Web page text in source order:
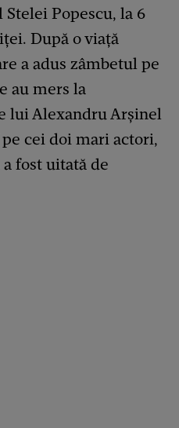
Popescu, la 6
După o viață
a adus zâmbetul pe
au mers la
lui Alexandru Arșinel
cei doi mari actori,
a fost uitată de